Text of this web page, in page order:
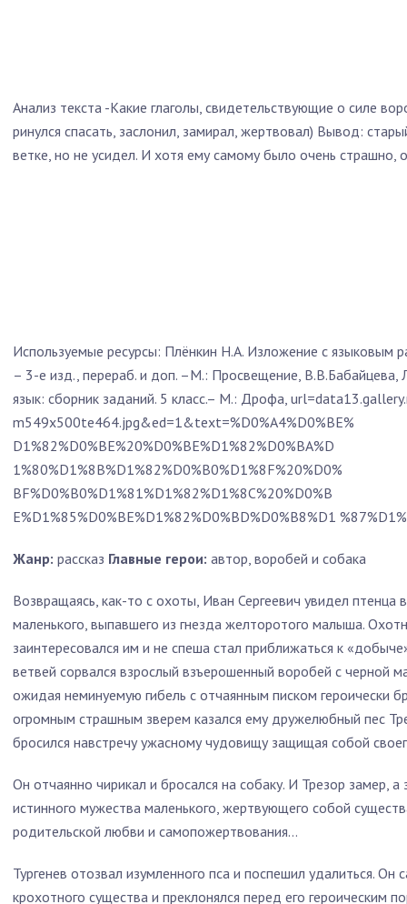
Анализ текста -Какие глаголы, свидетельствующие о силе
ринулся спасать, заслонил, замирал, жертвовал) Вывод:
ветке, но не усидел. И хотя ему самому было очень страшно,
Используемые ресурсы: Плёнкин Н.А. Изложение с языковым
– 3-е изд., перераб. и доп. –М.: Просвещение, В.В.Бабайцева,
язык: сборник заданий. 5 класс.– М.: Дрофа,
m549x500te464.jpg&ed=1&text=%D0%A4%D0%BE%
D1%82%D0%BE%20%D0%BE%D1%82%D0%BA%D
1%80%D1%8B%D1%82%D0%B0%D1%8F%20%D0%
BF%D0%B0%D1%81%D1%82%D1%8C%20%D0%B
E%D1%85%D0%BE%D1%82%D0%BD%D0%B8%D1
Жанр: рассказ Главные герои: автор, воробей и собака
Возвращаясь, как-то с охоты, Иван Сергеевич увидел птенца
маленького, выпавшего из гнезда желторотого малыша.
заинтересовался им и не спеша стал приближаться к
ветвей сорвался взрослый взъерошенный воробей с черной
ожидая неминуемую гибель с отчаянным писком героически
огромным страшным зверем казался ему дружелюбный пес
бросился навстречу ужасному чудовищу защищая собой
Он отчаянно чирикал и бросался на собаку. И Трезор замер,
истинного мужества маленького, жертвующего собой
родительской любви и самопожертвования…
Тургенев отозвал изумленного пса и поспешил удалиться.
крохотного существа и преклонялся перед его героическим